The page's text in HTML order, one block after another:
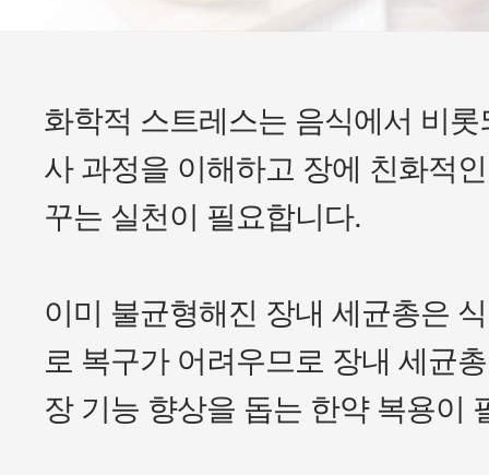
화학적 스트레스는 음식에서 비롯
사 과정을 이해하고 장에 친화적
꾸는 실천이 필요합니다.
이미 불균형해진 장내 세균총은
로 복구가 어려우므로 장내 세균
장 기능 향상을 돕는 한약 복용이